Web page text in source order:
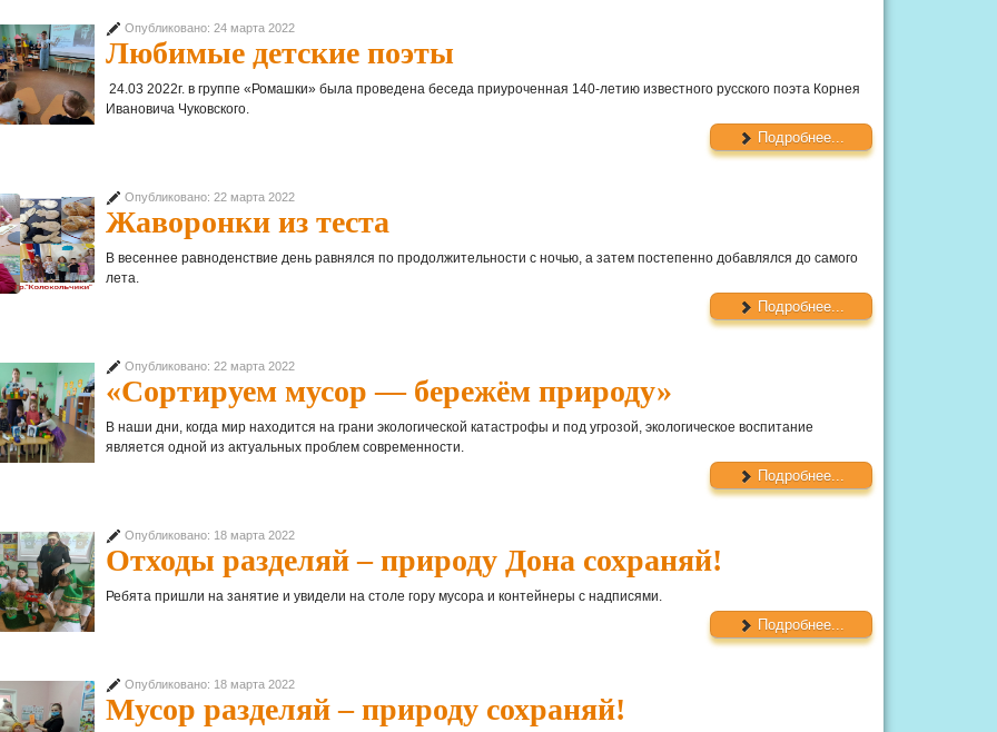
Опубликовано: 24 марта 2022
Любимые детские поэты
24.03 2022г. в группе «Ромашки» была проведена беседа приуроченная 140-летию известного русского поэта Корнея
Ивановича Чуковского.
Подробнее...
Опубликовано: 22 марта 2022
Жаворонки из теста
В весеннее равноденствие день равнялся по продолжительности с ночью, а затем постепенно добавлялся до самого
лета.
Подробнее...
Опубликовано: 22 марта 2022
«Сортируем мусор — бережём природу»
В наши дни, когда мир находится на грани экологической катастрофы и под угрозой, экологическое воспитание
является одной из актуальных проблем современности.
Подробнее...
Опубликовано: 18 марта 2022
Отходы разделяй – природу Дона сохраняй!
Ребята пришли на занятие и увидели на столе гору мусора и контейнеры с надписями.
Подробнее...
Опубликовано: 18 марта 2022
Мусор разделяй – природу сохраняй!